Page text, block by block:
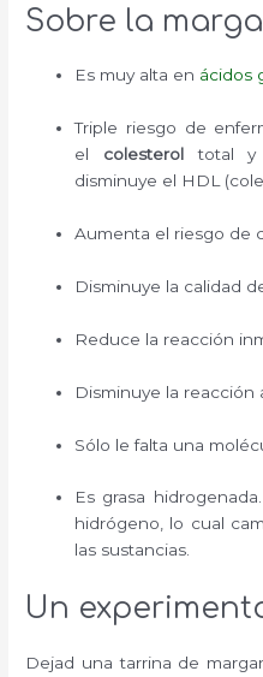
Sobre la
Es muy alta en ácidos
Triple riesgo de
el colesteroltotal y
disminuye el HDL
Aumenta el riesgo de
Disminuye la calidad
Reduce la reacción
Disminuye la reacción
Sólo le falta una
Es grasa
hidrógeno, lo cual
las sustancias.
Un
Dejad una tarrina de